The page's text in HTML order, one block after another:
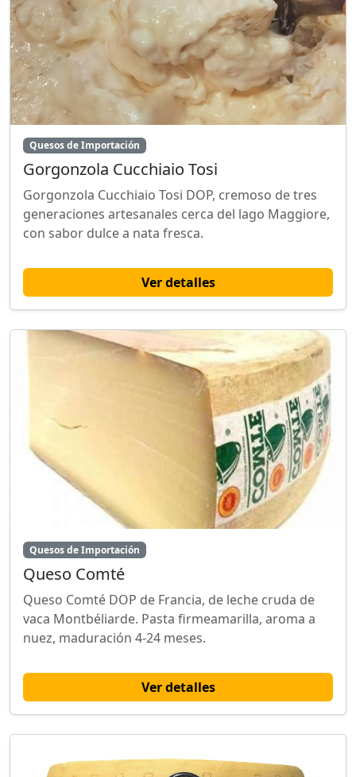
Quesos de Importación
Gorgonzola Cucchiaio Tosi
Gorgonzola Cucchiaio Tosi DOP, cremoso de tres
generaciones artesanales cerca del lago Maggiore,
con sabor dulce a nata fresca.
Ver detalles
Quesos de Importación
Queso Comté
Queso Comté DOP de Francia, de leche cruda de
vaca Montbéliarde. Pasta firmeamarilla, aroma a
nuez, maduración 4-24 meses.
Ver detalles